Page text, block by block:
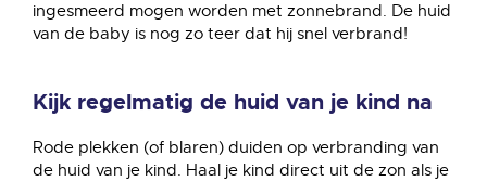
ingesmeerd mogen worden met zonnebrand. De huid
van de baby is nog zo teer dat hij snel verbrand!
Kijk regelmatig de huid van je kind na
Rode plekken (of blaren) duiden op verbranding van
de huid van je kind. Haal je kind direct uit de zon als je